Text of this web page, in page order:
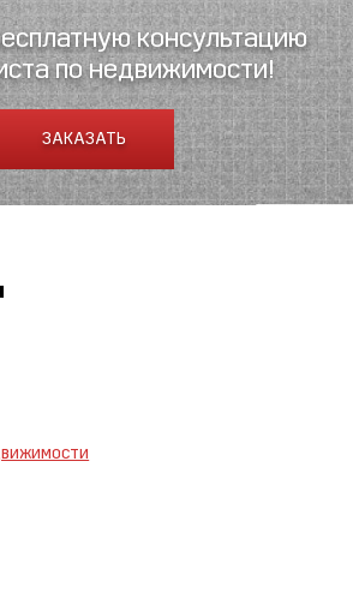
консультацию
по недвижимости!
ЗАКАЗАТЬ